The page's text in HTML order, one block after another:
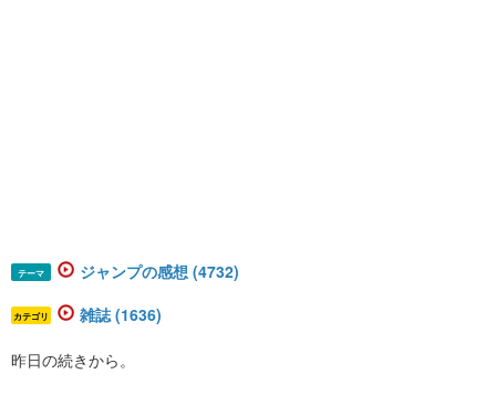
テーマ ジャンプの感想 (4732)
カテゴリ 雑誌 (1636)
昨日の続きから。